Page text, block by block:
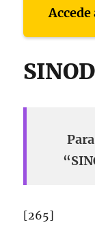
[265]